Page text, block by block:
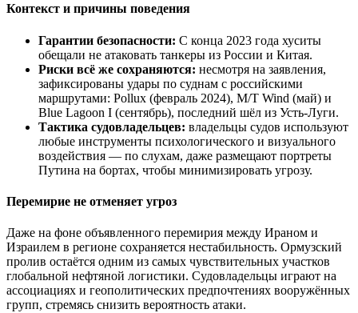
Контекст и причины поведения
Гарантии безопасности: С конца 2023 года хуситы
обещали не атаковать танкеры из России и Китая.
Риски всё же сохраняются: несмотря на заявления,
зафиксированы удары по суднам с российскими
маршрутами: Pollux (февраль 2024), M/T Wind (май) и
Blue Lagoon I (сентябрь), последний шёл из Усть-Луги.
Тактика судовладельцев: владельцы судов используют
любые инструменты психологического и визуального
воздействия — по слухам, даже размещают портреты
Путина на бортах, чтобы минимизировать угрозу.
Перемирие не отменяет угроз
Даже на фоне объявленного перемирия между Ираном и
Израилем в регионе сохраняется нестабильность. Ормузский
пролив остаётся одним из самых чувствительных участков
глобальной нефтяной логистики. Судовладельцы играют на
ассоциациях и геополитических предпочтениях вооружённых
групп, стремясь снизить вероятность атаки.